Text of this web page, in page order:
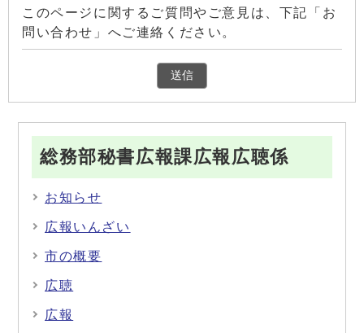
このページに関するご質問やご意見は、下記「お
問い合わせ」へご連絡ください。
総務部秘書広報課広報広聴係
お知らせ
広報いんざい
市の概要
広聴
広報